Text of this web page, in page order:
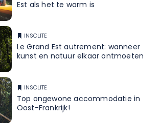
Est als het te warm is
INSOLITE
Le Grand Est autrement: wanneer
kunst en natuur elkaar ontmoeten
INSOLITE
Top ongewone accommodatie in
Oost-Frankrijk!